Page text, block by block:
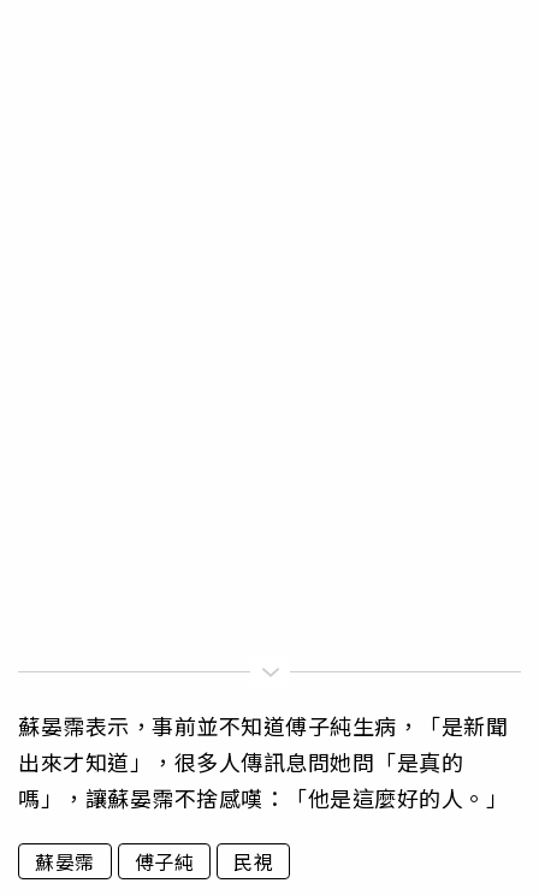
蘇晏霈表示，事前並不知道傅子純生病，「是新聞
出來才知道」，很多人傳訊息問她問「是真的
嗎」，讓蘇晏霈不捨感嘆：「他是這麼好的人。」
蘇晏霈 傅子純 民視